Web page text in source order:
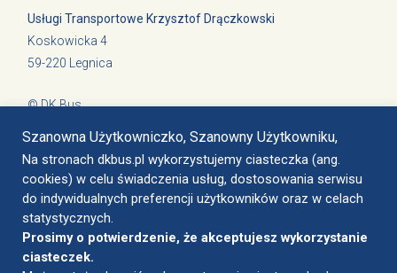
Szanowna Użytkowniczko, Szanowny Użytkowniku,
Na stronach dkbus.pl wykorzystujemy ciasteczka (ang.
cookies) w celu świadczenia usług, dostosowania serwisu
do indywidualnych preferencji użytkowników oraz w celach
statystycznych.
Prosimy o potwierdzenie, że akceptujesz wykorzystanie
ciasteczek.
Usługi Transportowe Krzysztof Drączkowski
Koskowicka 4
59-220 Legnica
© DK Bus
Legnica, ul. Nasienna 4
biuro@dkbus.pl
+48 797 760 102